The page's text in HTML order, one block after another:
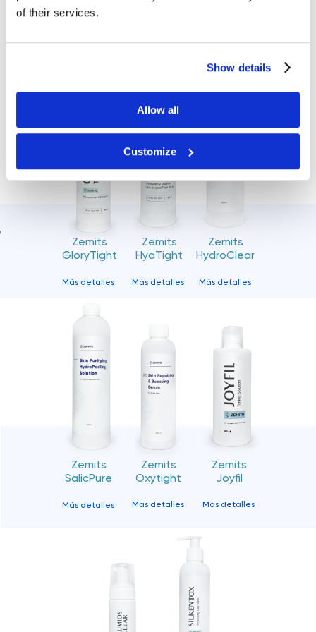
of their services.
Show details
Allow all
Customize
del cuidado de la piel de Zemits!
Consulta aquí cuál se adapta a tu dispositivo:
Más detalles
Zemits
Joyfil
Más detalles
Zemits
Oxytight
Más detalles
Zemits
SalicPure
Más detalles
Zemits
HydroClear
Más detalles
Zemits
HyaTight
Zemits
GloryTight
Más detalles